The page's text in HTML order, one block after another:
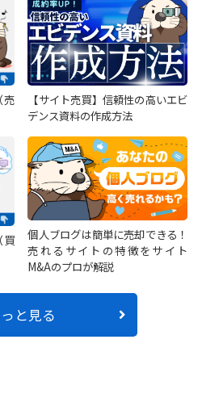
売
【サイト売買】信頼性の高いエビ
デンス資料の作成方法
買
個人ブログは簡単に売却できる！
売れるサイトの特徴をサイト
M&Aのプロが解説
と見る